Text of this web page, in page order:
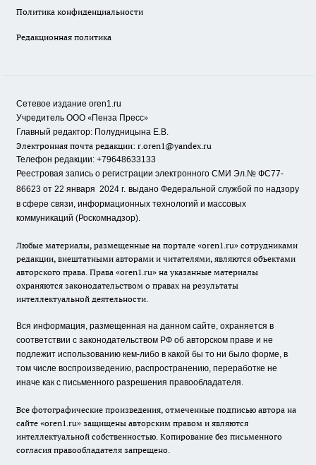
Политика конфиденциальности
Редакционная политика
Сетевое издание oren1.ru
Учредитель ООО «Пенза Пресс»
Главный редактор: Полудницына Е.В.
Электронная почта редакции: r.oren1@yandex.ru
Телефон редакции: +79648633133
Реестровая запись о регистрации электронного СМИ Эл.№ ФС77-
86623 от 22 января 2024 г. выдано Федеральной службой по надзору
в сфере связи, информационных технологий и массовых
коммуникаций (Роскомнадзор).
Любые материалы, размещенные на портале «oren1.ru» сотрудниками
редакции, внештатными авторами и читателями, являются объектами
авторского права. Права «oren1.ru» на указанные материалы
охраняются законодательством о правах на результаты
интеллектуальной деятельности.
Вся информация, размещенная на данном сайте, охраняется в
соответствии с законодательством РФ об авторском праве и не
подлежит использованию кем-либо в какой бы то ни было форме, в
том числе воспроизведению, распространению, переработке не
иначе как с письменного разрешения правообладателя.
Все фотографические произведения, отмеченные подписью автора на
сайте «oren1.ru» защищены авторским правом и являются
интеллектуальной собственностью. Копирование без письменного
согласия правообладателя запрещено.